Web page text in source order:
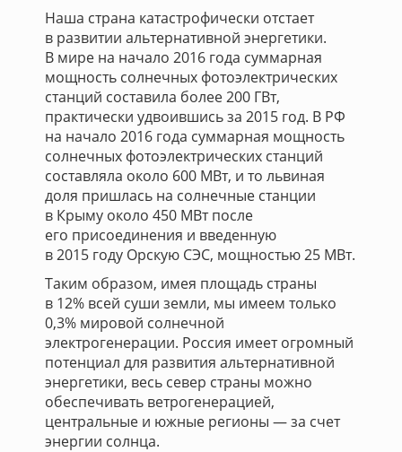
Наша страна катастрофически отстает
в развитии альтернативной энергетики.
В мире на начало 2016 года суммарная
мощность солнечных фотоэлектрических
станций составила более 200 ГВт,
практически удвоившись за 2015 год. В РФ
на начало 2016 года суммарная мощность
солнечных фотоэлектрических станций
составляла около 600 МВт, и то львиная
доля пришлась на солнечные станции
в Крыму около 450 МВт после
его присоединения и введенную
в 2015 году Орскую СЭС, мощностью 25 МВт.
Таким образом, имея площадь страны
в 12% всей суши земли, мы имеем только
0,3% мировой солнечной
электрогенерации. Россия имеет огромный
потенциал для развития альтернативной
энергетики, весь север страны можно
обеспечивать ветрогенерацией,
центральные и южные регионы — за счет
энергии солнца.